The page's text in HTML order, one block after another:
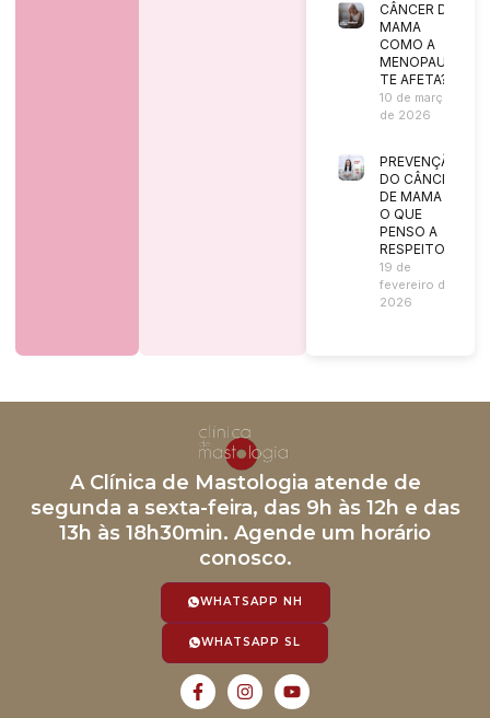
CÂNCER DE
MAMA
COMO A
MENOPAUSA
TE AFETA?
10 de março
de 2026
PREVENÇÃO
DO CÂNCER
DE MAMA |
O QUE
PENSO A
RESPEITO?
19 de
fevereiro de
2026
A Clínica de Mastologia atende de
segunda a sexta-feira, das 9h às 12h e das
13h às 18h30min. Agende um horário
conosco.
WHATSAPP NH
WHATSAPP SL